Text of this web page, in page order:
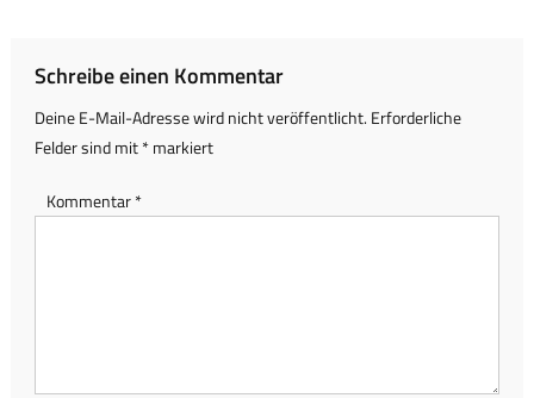
Schreibe einen Kommentar
Deine E-Mail-Adresse wird nicht veröffentlicht. Erforderliche
Felder sind mit*markiert
Kommentar*